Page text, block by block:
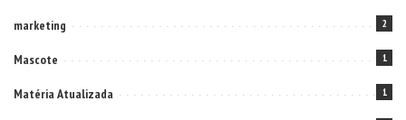
marketing 2
Mascote 1
Matéria Atualizada 1